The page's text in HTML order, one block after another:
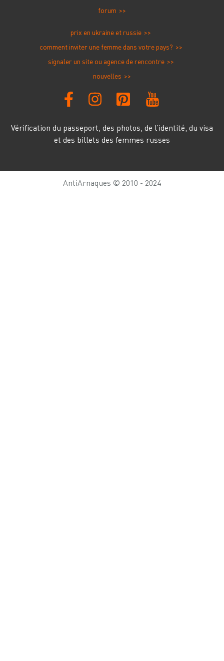
forum
prix en ukraine et russie
comment inviter une femme dans votre pays?
signaler un site ou agence de rencontre
nouvelles
Vérification du passeport, des photos, de l’identité, du visa
et des billets des femmes russes
AntiArnaques © 2010 - 2024